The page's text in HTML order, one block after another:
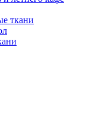
ткани